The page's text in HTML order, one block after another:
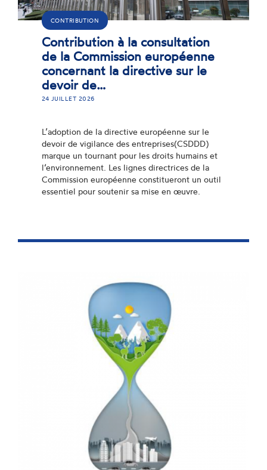
CONTRIBUTION
Contribution à la consultation
de la Commission européenne
concernant la directive sur le
devoir de…
24 JUILLET 2026
L’adoption de la directive européenne sur le
devoir de vigilance des entreprises(CSDDD)
marque un tournant pour les droits humains et
l‘environnement. Les lignes directrices de la
Commission européenne constitueront un outil
essentiel pour soutenir sa mise en œuvre.